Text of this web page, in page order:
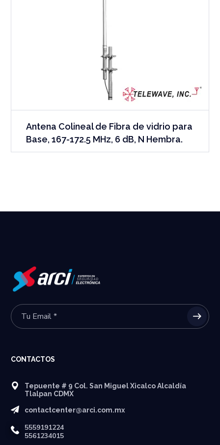
Antena Colineal de Fibra de vidrio para
Base, 167-172.5 MHz, 6 dB, N Hembra.
CONTACTOS
Tepuente # 9 Col. San Miguel Xicalco Alcaldía
Tlalpan CDMX
contactcenter@arci.com.mx
5559191224
5561234015